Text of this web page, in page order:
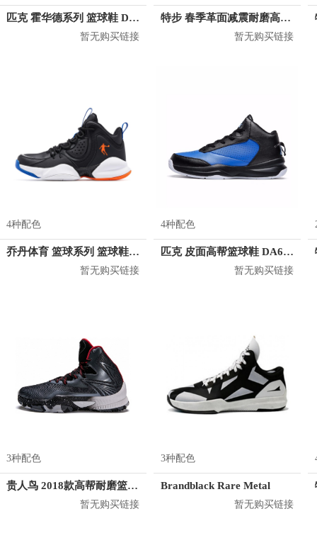
匹克 霍华德系列 篮球鞋 DA710071
暂无购买链接
特步 春季革面减震耐磨高帮篮球鞋 982119129075
暂无购买链接
4种配色
乔丹体育 篮球系列 篮球鞋 AM43202003
暂无购买链接
4种配色
匹克 皮面高帮篮球鞋 DA630091
暂无购买链接
3种配色
贵人鸟 2018款高帮耐磨篮球鞋 L81505
暂无购买链接
3种配色
Brandblack Rare Metal
暂无购买链接